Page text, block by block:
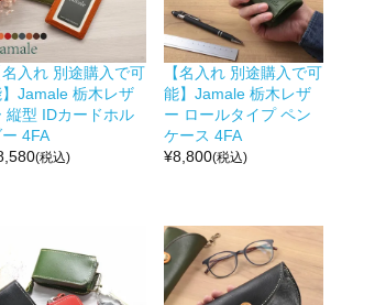
入れ 別途購入で可
Jamale 栃木レザ
縦型 IDカードホル
4FA
(税込)
【名入れ 別途購入で可
能】Jamale 栃木レザ
ー ロールタイプ ペン
ケース 4FA
¥8,800(税込)